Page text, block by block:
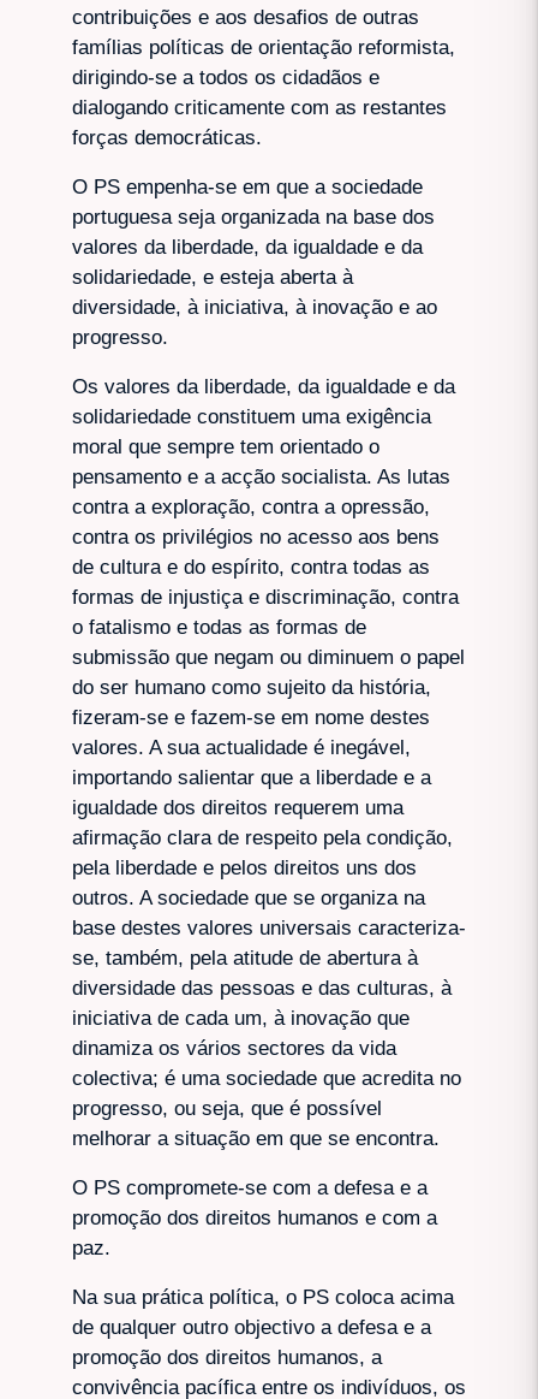
contribuições e aos desafios de outras
famílias políticas de orientação reformista,
dirigindo-se a todos os cidadãos e
dialogando criticamente com as restantes
forças democráticas.
O PS empenha-se em que a sociedade
portuguesa seja organizada na base dos
valores da liberdade, da igualdade e da
solidariedade, e esteja aberta à
diversidade, à iniciativa, à inovação e ao
progresso.
Os valores da liberdade, da igualdade e da
solidariedade constituem uma exigência
moral que sempre tem orientado o
pensamento e a acção socialista. As lutas
contra a exploração, contra a opressão,
contra os privilégios no acesso aos bens
de cultura e do espírito, contra todas as
formas de injustiça e discriminação, contra
o fatalismo e todas as formas de
submissão que negam ou diminuem o papel
do ser humano como sujeito da história,
fizeram-se e fazem-se em nome destes
valores. A sua actualidade é inegável,
importando salientar que a liberdade e a
igualdade dos direitos requerem uma
afirmação clara de respeito pela condição,
pela liberdade e pelos direitos uns dos
outros. A sociedade que se organiza na
base destes valores universais caracteriza-
se, também, pela atitude de abertura à
diversidade das pessoas e das culturas, à
iniciativa de cada um, à inovação que
dinamiza os vários sectores da vida
colectiva; é uma sociedade que acredita no
progresso, ou seja, que é possível
melhorar a situação em que se encontra.
O PS compromete-se com a defesa e a
promoção dos direitos humanos e com a
paz.
Na sua prática política, o PS coloca acima
de qualquer outro objectivo a defesa e a
promoção dos direitos humanos, a
convivência pacífica entre os indivíduos, os